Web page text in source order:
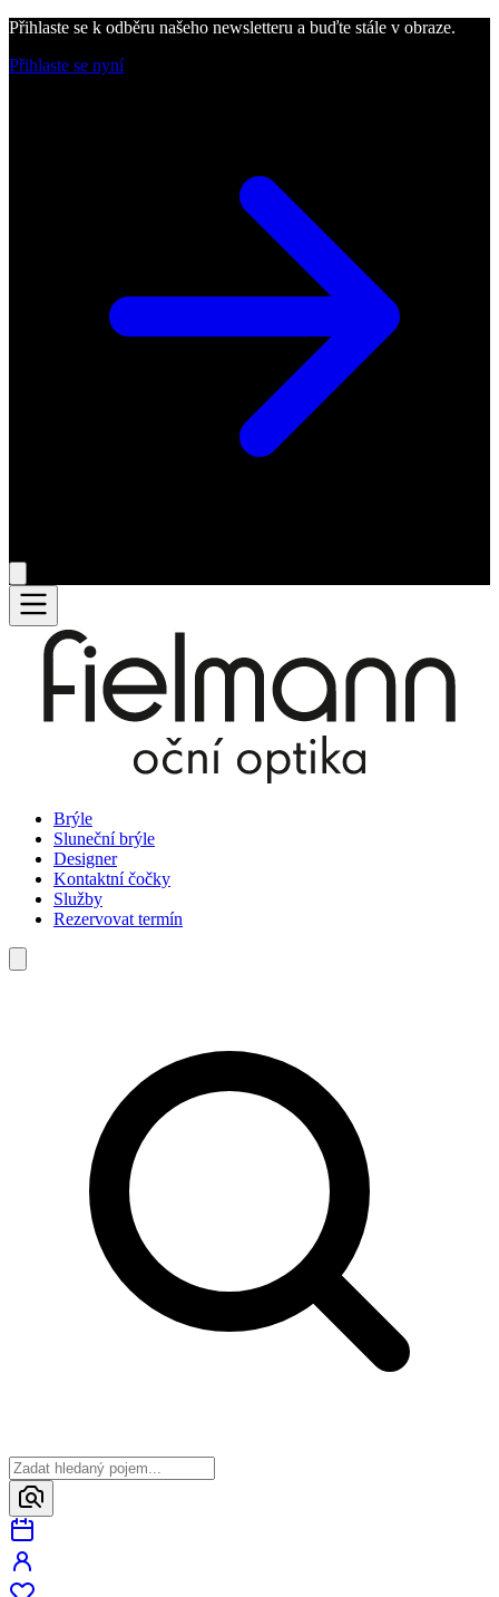
Přihlaste se k odběru našeho newsletteru a buďte stále v obraze.
Přihlaste se nyní
Brýle
Sluneční brýle
Designer
Kontaktní čočky
Služby
Rezervovat termín